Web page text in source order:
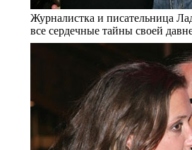
Журналистка и писательница
все сердечные тайны своей